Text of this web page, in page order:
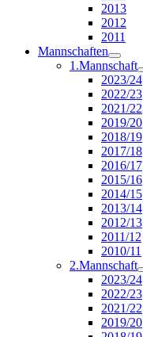
2013
2012
2011
Mannschaften
1.Mannschaft
2023/24
2022/23
2021/22
2019/20
2018/19
2017/18
2016/17
2015/16
2014/15
2013/14
2012/13
2011/12
2010/11
2.Mannschaft
2023/24
2022/23
2021/22
2019/20